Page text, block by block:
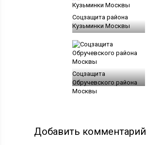
Соцзащита района
Кузьминки Москвы
Соцзащита
Обручевского района
Москвы
Добавить комментарий